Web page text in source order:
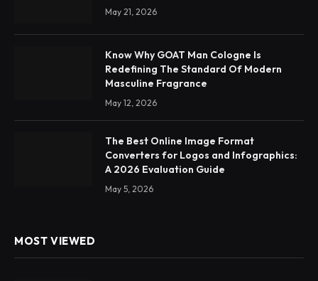
May 21, 2026
Know Why GOAT Man Cologne Is
Redefining The Standard Of Modern
Masculine Fragrance
May 12, 2026
The Best Online Image Format
Converters for Logos and Infographics:
A 2026 Evaluation Guide
May 5, 2026
MOST VIEWED